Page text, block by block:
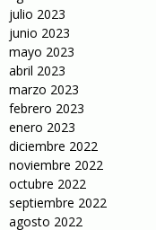
julio 2023
junio 2023
mayo 2023
abril 2023
marzo 2023
febrero 2023
enero 2023
diciembre 2022
noviembre 2022
octubre 2022
septiembre 2022
agosto 2022